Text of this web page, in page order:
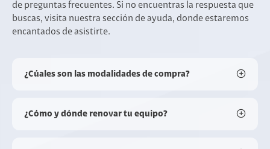
de preguntas frecuentes. Si no encuentras la respuesta que
buscas, visita nuestra sección de ayuda, donde estaremos
encantados de asistirte.
¿Cúales son las modalidades de compra?
¿Cómo y dónde renovar tu equipo?